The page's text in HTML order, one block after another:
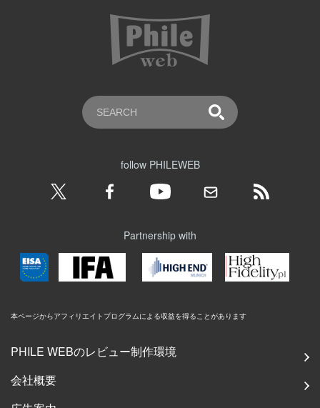
follow PHILEWEB
Partnership with
本ページからアフィリエイトプログラムによる収益を得ることがあります
PHILE WEBのレビュー制作環境
会社概要